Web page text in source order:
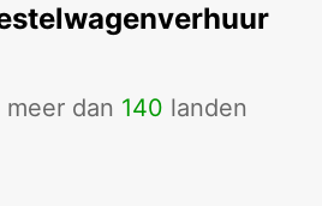
dan 140 landen